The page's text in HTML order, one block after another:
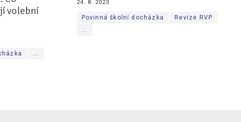
volební
...
24. 8. 2023
Povinná školní docházka
Revize RVP
...